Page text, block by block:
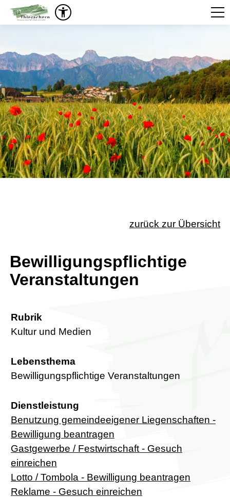
zurück zur Übersicht
Bewilligungspflichtige
Veranstaltungen
Rubrik
Kultur und Medien
Lebensthema
Bewilligungspflichtige Veranstaltungen
Dienstleistung
Benutzung gemeindeeigener Liegenschaften -
Bewilligung beantragen
Gastgewerbe / Festwirtschaft - Gesuch
einreichen
Lotto / Tombola - Bewilligung beantragen
Reklame - Gesuch einreichen